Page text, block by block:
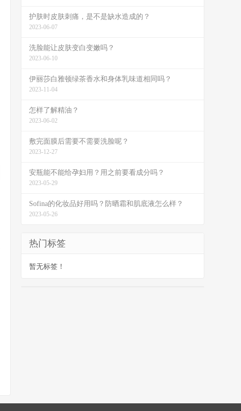
护肤时皮肤刺痛，是不是缺水造成的？
2023-06-07
洗脸能让皮肤变白变嫩吗？
2023-06-10
伊丽莎白雅顿绿茶香水和身体乳味道相同吗？
2023-11-04
怎样了解精油？
2023-06-02
敷完面膜后需要不需要洗脸呢？
2023-12-27
安瓶能不能给孕妇用？用之前要看成分吗？
2023-05-29
Sofina的化妆品好用吗？防晒霜和肌底液怎么样？
2023-05-26
热门标签
暂无标签！